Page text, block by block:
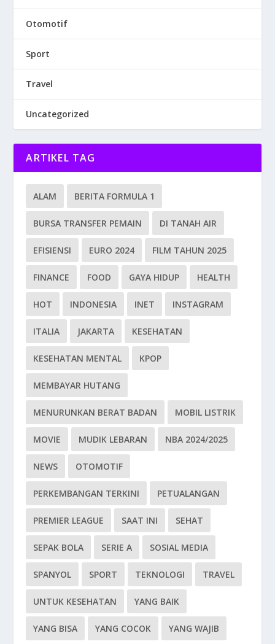
Otomotif
Sport
Travel
Uncategorized
ARTIKEL TAG
ALAM BERITA FORMULA 1
BURSA TRANSFER PEMAIN DI TANAH AIR
EFISIENSI EURO 2024 FILM TAHUN 2025
FINANCE FOOD GAYA HIDUP HEALTH
HOT INDONESIA INET INSTAGRAM
ITALIA JAKARTA KESEHATAN
KESEHATAN MENTAL KPOP
MEMBAYAR HUTANG
MENURUNKAN BERAT BADAN MOBIL LISTRIK
MOVIE MUDIK LEBARAN NBA 2024/2025
NEWS OTOMOTIF
PERKEMBANGAN TERKINI PETUALANGAN
PREMIER LEAGUE SAAT INI SEHAT
SEPAK BOLA SERIE A SOSIAL MEDIA
SPANYOL SPORT TEKNOLOGI TRAVEL
UNTUK KESEHATAN YANG BAIK
YANG BISA YANG COCOK YANG WAJIB